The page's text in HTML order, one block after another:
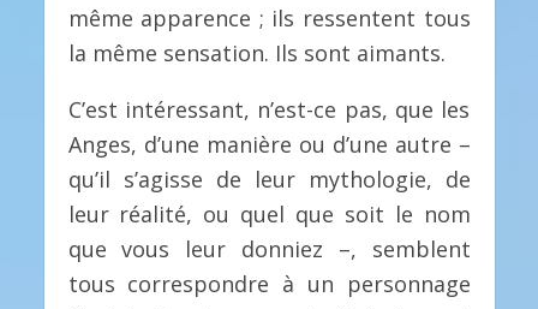
même apparence ; ils ressentent tous
la même sensation. Ils sont aimants.
C’est intéressant, n’est-ce pas, que les
Anges, d’une manière ou d’une autre –
qu’il s’agisse de leur mythologie, de
leur réalité, ou quel que soit le nom
que vous leur donniez –, semblent
tous correspondre à un personnage